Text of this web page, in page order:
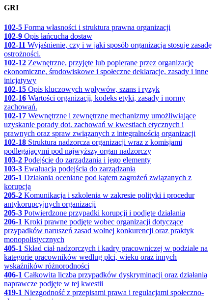
GRI
102-5 Forma własności i struktura prawna organizacji
102-9 Opis łańcucha dostaw
102-11 Wyjaśnienie, czy i w jaki sposób organizacja stosuje zasadę
ostrożności.
102-12 Zewnętrzne, przyjęte lub popierane przez organizację
ekonomiczne, środowiskowe i społeczne deklaracje, zasady i inne
inicjatywy
102-15 Opis kluczowych wpływów, szans i ryzyk
102-16 Wartości organizacji, kodeks etyki, zasady i normy
zachowań.
102-17 Wewnętrzne i zewnętrzne mechanizmy umożliwiające
uzyskanie porady dot. zachowań w kwestiach etycznych i
prawnych oraz spraw związanych z integralnością organizacji
102-18 Struktura nadzorcza organizacji wraz z komisjami
podlegającymi pod najwyższy organ nadzorczy
103-2 Podejście do zarządzania i jego elementy
103-3 Ewaluacja podejścia do zarządzania
205-1 Działania oceniane pod kątem zagrożeń związanych z
korupcją
205-2 Komunikacja i szkolenia w zakresie polityki i procedur
antykorupcyjnych organizacji
205-3 Potwierdzone przypadki korupcji i podjęte działania
206-1 Kroki prawne podjęte wobec organizacji dotyczące
przypadków naruszeń zasad wolnej konkurencji oraz praktyk
monopolistycznych
405-1 Skład ciał nadzorczych i kadry pracowniczej w podziale na
kategorie pracowników według płci, wieku oraz innych
wskaźników różnorodności
406-1 Całkowita liczba przypadków dyskryminacji oraz działania
naprawcze podjęte w tej kwestii
419-1 Niezgodność z przepisami prawa i regulacjami społeczno-